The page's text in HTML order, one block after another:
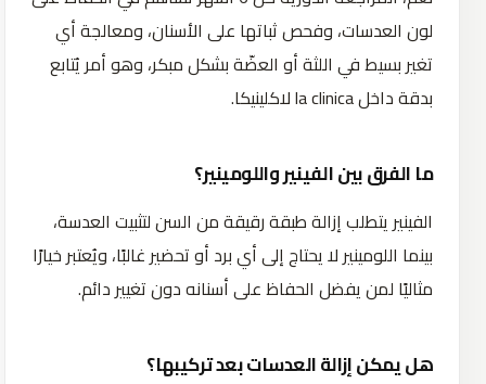
لون العدسات، وفحص ثباتها على الأسنان، ومعالجة أي
تغير بسيط في اللثة أو العضّة بشكل مبكر، وهو أمر يُتابع
بدقة داخل la clinica لاكلينيكا.
ما الفرق بين الفينير واللومينير؟
الفينير يتطلب إزالة طبقة رقيقة من السن لتثبيت العدسة،
بينما اللومينير لا يحتاج إلى أي برد أو تحضير غالبًا، ويُعتبر خيارًا
مثاليًا لمن يفضل الحفاظ على أسنانه دون تغيير دائم.
هل يمكن إزالة العدسات بعد تركيبها؟